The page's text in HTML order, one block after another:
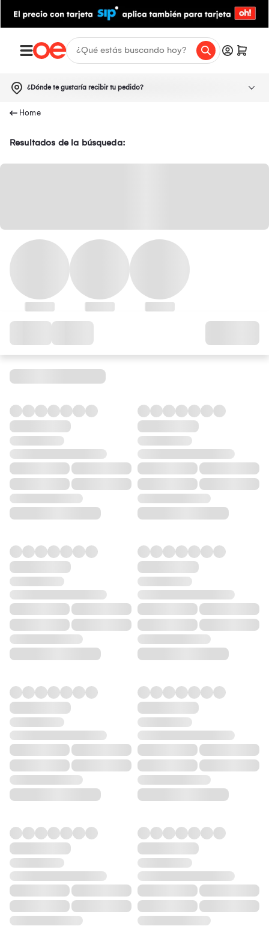
¿Dónde te gustaría recibir tu pedido?
Resultados de la búsqueda: